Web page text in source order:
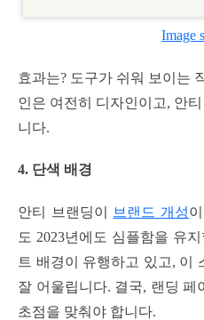
Image
효과는? 도구가 쉬워 보이는
인은 여전히 디자인이고, 안
니다.
4. 단색 배경
안티 브랜딩이 브랜드 개성
도 2023년에도 심플함을 유
트 배경이 유행하고 있고, 이
잘 어울립니다. 결국, 랜딩 페
초점을 맞춰야 합니다.